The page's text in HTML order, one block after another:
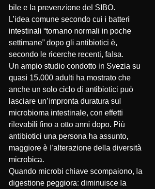
bile e la prevenzione del SIBO.
L’idea comune secondo cui i batteri
intestinali “tornano normali in poche
settimane” dopo gli antibiotici è,
secondo le ricerche recenti, falsa.
Un ampio studio condotto in Svezia su
quasi 15.000 adulti ha mostrato che
anche un solo ciclo di antibiotici può
lasciare un’impronta duratura sul
microbioma intestinale, con effetti
rilevabili fino a otto anni dopo. Più
antibiotici una persona ha assunto,
maggiore è l’alterazione della diversità
microbica.
Quando microbi chiave scompaiono, la
digestione peggiora: diminuisce la